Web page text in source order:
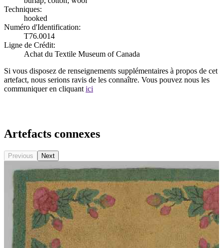
Techniques:
hooked
Numéro d'Identification:
T76.0014
Ligne de Crédit:
Achat du Textile Museum of Canada
Si vous disposez de renseignements supplémentaires à propos de cet
artefact, nous serions ravis de les connaître. Vous pouvez nous les
communiquer en cliquant ici
Artefacts connexes
Previous Next